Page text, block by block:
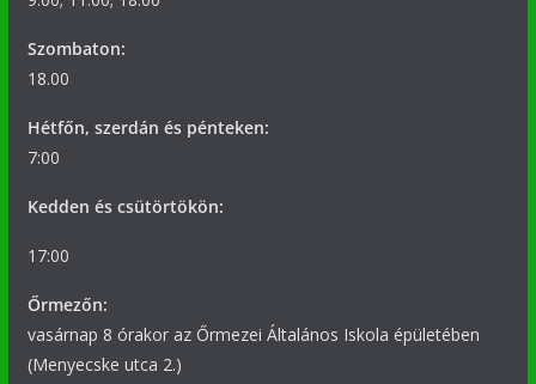
Szombaton:
18.00
Hétfőn, szerdán és pénteken:
7:00
Kedden és csütörtökön:
17:00
Őrmezőn:
vasárnap 8 órakor az Őrmezei Általános Iskola épületében
(Menyecske utca 2.)